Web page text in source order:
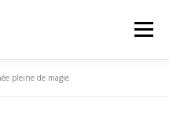
Menu
pleine de magie